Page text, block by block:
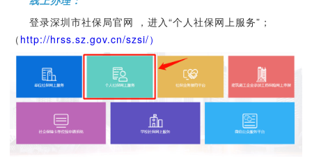
登录深圳市社保局官网 ，进入“个人社保网上服务”；
（ http://hrss.sz.gov.cn/szsi/）